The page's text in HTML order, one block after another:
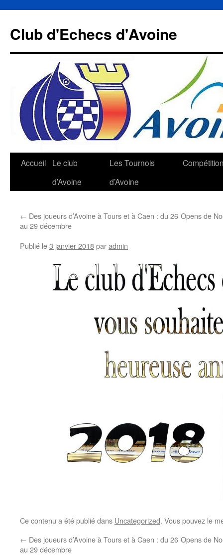
contenu
Club d'Echecs d'Avoine
Accueil
Le club
d’Avoine
Les Tournois
d’Avoine
← Des joueurs d’Avoine à Tours et à Caen : du 26
au 29 décembre
Opens de
Publié le3 janvier 2018paradmin
Ce contenu a été publié dans Uncategorized. Vous pouvez le
← Des joueurs d’Avoine à Tours et à Caen : du 26
au 29 décembre
Opens de